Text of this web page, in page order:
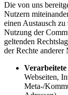
Die von uns
Nutzern
einen Austausch
Nutzung der
geltenden
der Rechte anderer
Webseiten,
Meta-/